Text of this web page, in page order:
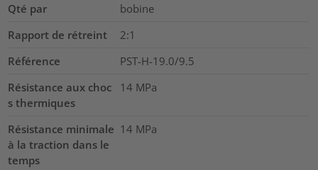
Qté par
bobine
Rapport de rétreint
2:1
Référence
PST-H-19.0/9.5
Résistance aux choc
s thermiques
14 MPa
Résistance minimale
à la traction dans le
temps
14 MPa